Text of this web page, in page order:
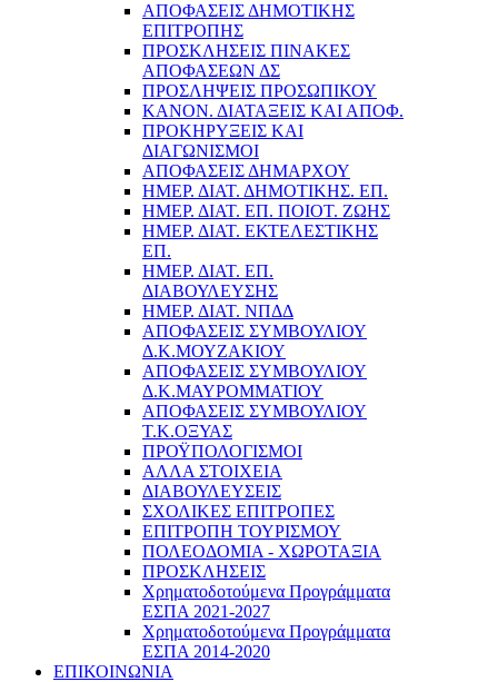
ΑΠΟΦΑΣΕΙΣ ΔΗΜΟΤΙΚΗΣ
ΕΠΙΤΡΟΠΗΣ
ΠΡΟΣΚΛΗΣΕΙΣ ΠΙΝΑΚΕΣ
ΑΠΟΦΑΣΕΩΝ ΔΣ
ΠΡΟΣΛΗΨΕΙΣ ΠΡΟΣΩΠΙΚΟΥ
ΚΑΝΟΝ. ΔΙΑΤΑΞΕΙΣ ΚΑΙ ΑΠΟΦ.
ΠΡΟΚΗΡΥΞΕΙΣ ΚΑΙ
ΔΙΑΓΩΝΙΣΜΟΙ
ΑΠΟΦΑΣΕΙΣ ΔΗΜΑΡΧΟΥ
ΗΜΕΡ. ΔΙΑΤ. ΔΗΜΟΤΙΚΗΣ. ΕΠ.
ΗΜΕΡ. ΔΙΑΤ. ΕΠ. ΠΟΙOΤ. ΖΩΗΣ
ΗΜΕΡ. ΔΙΑΤ. ΕΚΤΕΛΕΣΤΙΚΗΣ
ΕΠ.
ΗΜΕΡ. ΔΙΑΤ. ΕΠ.
ΔΙΑΒΟΥΛΕΥΣΗΣ
ΗΜΕΡ. ΔΙΑΤ. ΝΠΔΔ
ΑΠΟΦΑΣΕΙΣ ΣΥΜΒΟΥΛΙΟΥ
Δ.Κ.ΜΟΥΖΑΚΙΟΥ
ΑΠΟΦΑΣΕΙΣ ΣΥΜΒΟΥΛΙΟΥ
Δ.Κ.ΜΑΥΡΟΜΜΑΤΙΟΥ
ΑΠΟΦΑΣΕΙΣ ΣΥΜΒΟΥΛΙΟΥ
Τ.Κ.ΟΞΥΑΣ
ΠΡΟΫΠΟΛΟΓΙΣΜΟΙ
ΑΛΛΑ ΣΤΟΙΧΕΙΑ
ΔΙΑΒΟΥΛΕΥΣΕΙΣ
ΣΧΟΛΙΚΕΣ ΕΠΙΤΡΟΠΕΣ
ΕΠΙΤΡΟΠΗ ΤΟΥΡΙΣΜΟΥ
ΠΟΛΕΟΔΟΜΙΑ - ΧΩΡΟΤΑΞΙΑ
ΠΡΟΣΚΛΗΣΕΙΣ
Χρηματοδοτούμενα Προγράμματα
ΕΣΠΑ 2021-2027
Χρηματοδοτούμενα Προγράμματα
ΕΣΠΑ 2014-2020
ΕΠΙΚΟΙΝΩΝΙΑ